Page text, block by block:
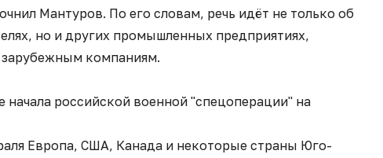
Мантуров. По его словам, речь идёт не только об
но и других промышленных предприятиях,
компаниям.
российской военной "спецоперации" на
Европа, США, Канада и некоторые страны Юго-